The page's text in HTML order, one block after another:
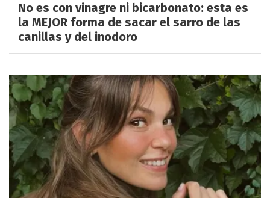
No es con vinagre ni bicarbonato: esta es
la MEJOR forma de sacar el sarro de las
canillas y del inodoro